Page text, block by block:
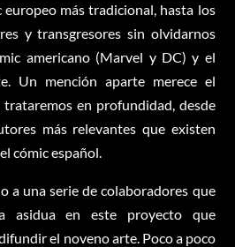
europeo más tradicional, hasta los
y transgresores sin olvidarnos
americano (Marvel y DC) y el
Un mención aparte merece el
trataremos en profundidad, desde
más relevantes que existen
cómic español.
a una serie de colaboradores que
asidua en este proyecto que
el noveno arte. Poco a poco